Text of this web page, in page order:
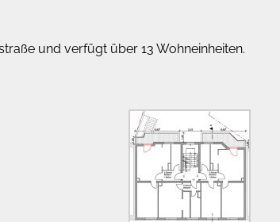
und verfügt über 13 Wohneinheiten.